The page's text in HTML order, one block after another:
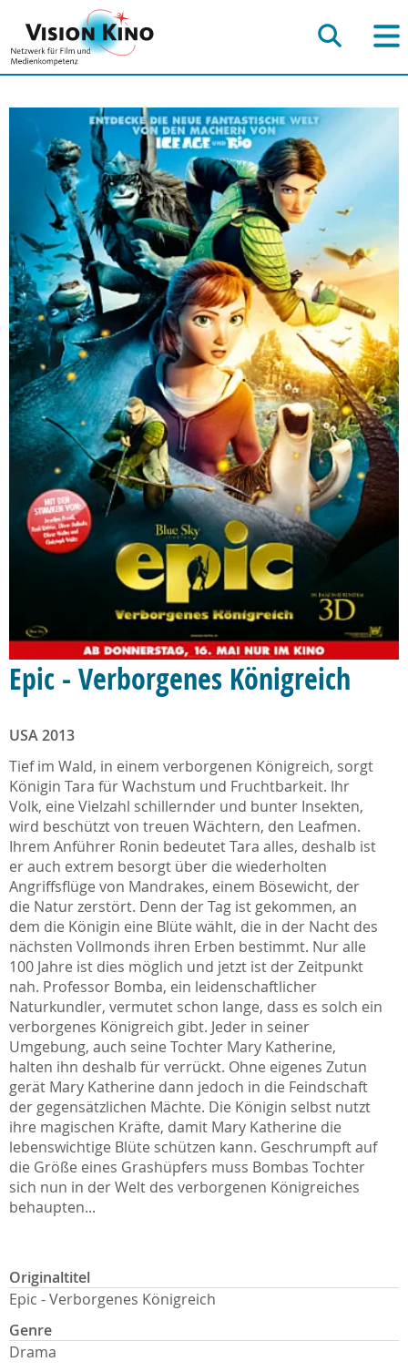
Epic - Verborgenes Königreich
USA 2013
Tief im Wald, in einem verborgenen Königreich, sorgt
Königin Tara für Wachstum und Fruchtbarkeit. Ihr
Volk, eine Vielzahl schillernder und bunter Insekten,
wird beschützt von treuen Wächtern, den Leafmen.
Ihrem Anführer Ronin bedeutet Tara alles, deshalb ist
er auch extrem besorgt über die wiederholten
Angriffsflüge von Mandrakes, einem Bösewicht, der
die Natur zerstört. Denn der Tag ist gekommen, an
dem die Königin eine Blüte wählt, die in der Nacht des
nächsten Vollmonds ihren Erben bestimmt. Nur alle
100 Jahre ist dies möglich und jetzt ist der Zeitpunkt
nah. Professor Bomba, ein leidenschaftlicher
Naturkundler, vermutet schon lange, dass es solch ein
verborgenes Königreich gibt. Jeder in seiner
Umgebung, auch seine Tochter Mary Katherine,
halten ihn deshalb für verrückt. Ohne eigenes Zutun
gerät Mary Katherine dann jedoch in die Feindschaft
der gegensätzlichen Mächte. Die Königin selbst nutzt
ihre magischen Kräfte, damit Mary Katherine die
lebenswichtige Blüte schützen kann. Geschrumpft auf
die Größe eines Grashüpfers muss Bombas Tochter
sich nun in der Welt des verborgenen Königreiches
behaupten...
Originaltitel
Epic - Verborgenes Königreich
Genre
Drama